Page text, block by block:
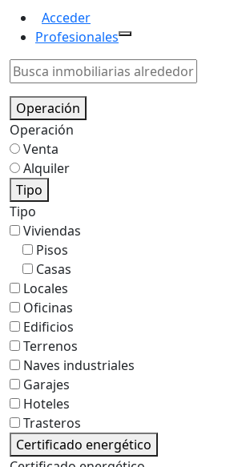
Acceder
Profesionales
Operación
Operación
Venta
Alquiler
Tipo
Tipo
Viviendas
Pisos
Casas
Locales
Oficinas
Edificios
Terrenos
Naves industriales
Garajes
Hoteles
Trasteros
Certificado energético